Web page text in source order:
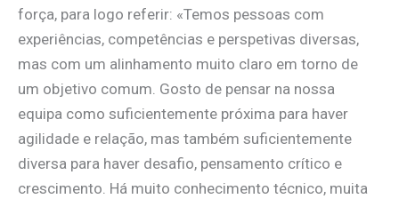
força, para logo referir: «Temos pessoas com
experiências, competências e perspetivas diversas,
mas com um alinhamento muito claro em torno de
um objetivo comum. Gosto de pensar na nossa
equipa como suficientemente próxima para haver
agilidade e relação, mas também suficientemente
diversa para haver desafio, pensamento crítico e
crescimento. Há muito conhecimento técnico, muita